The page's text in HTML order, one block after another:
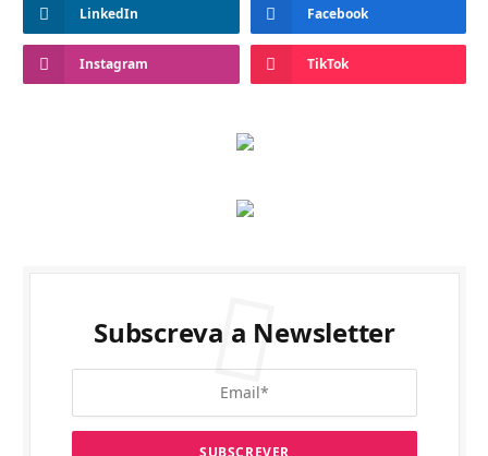
LinkedIn Facebook
Instagram TikTok
Subscreva a Newsletter